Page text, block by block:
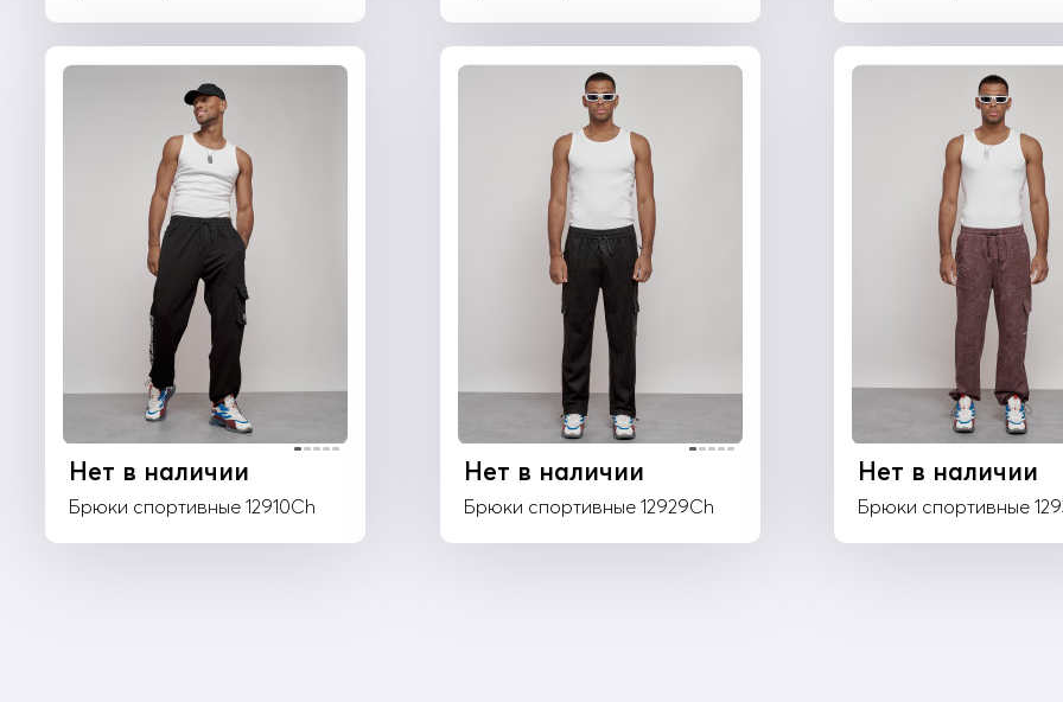
Нет в наличии
Брюки спортивные 12910Ch
Нет в наличии
Брюки спортивные 12929Ch
Нет в наличии
Брюки спортивные